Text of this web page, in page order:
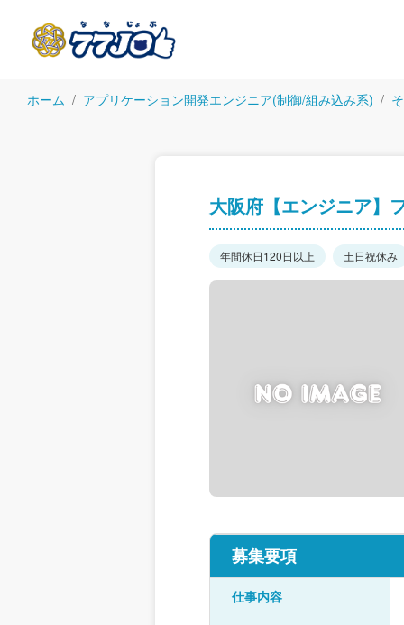
ホーム アプリケーション開発エンジニア(制御/組み込み系)
大阪府【エンジニア】
年間休日120日以上 土日祝休み
募集要項
仕事内容